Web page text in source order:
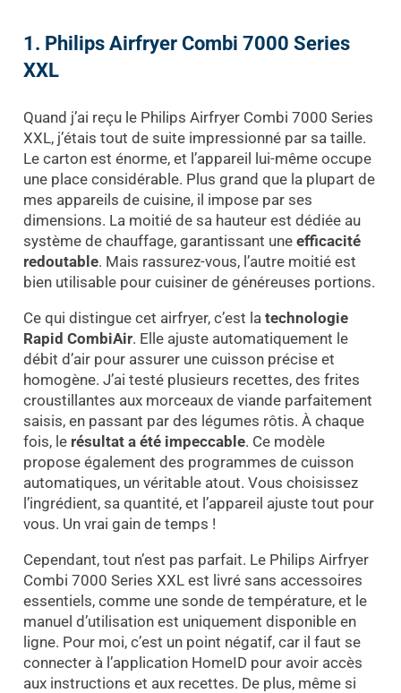
1. Philips Airfryer Combi 7000 Series
XXL
Quand j’ai reçu le Philips Airfryer Combi 7000 Series
XXL, j’étais tout de suite impressionné par sa taille.
Le carton est énorme, et l’appareil lui-même occupe
une place considérable. Plus grand que la plupart de
mes appareils de cuisine, il impose par ses
dimensions. La moitié de sa hauteur est dédiée au
système de chauffage, garantissant une efficacité
redoutable. Mais rassurez-vous, l’autre moitié est
bien utilisable pour cuisiner de généreuses portions.
Ce qui distingue cet airfryer, c’est la technologie
Rapid CombiAir. Elle ajuste automatiquement le
débit d’air pour assurer une cuisson précise et
homogène. J’ai testé plusieurs recettes, des frites
croustillantes aux morceaux de viande parfaitement
saisis, en passant par des légumes rôtis. À chaque
fois, le résultat a été impeccable. Ce modèle
propose également des programmes de cuisson
automatiques, un véritable atout. Vous choisissez
l’ingrédient, sa quantité, et l’appareil ajuste tout pour
vous. Un vrai gain de temps !
Cependant, tout n’est pas parfait. Le Philips Airfryer
Combi 7000 Series XXL est livré sans accessoires
essentiels, comme une sonde de température, et le
manuel d’utilisation est uniquement disponible en
ligne. Pour moi, c’est un point négatif, car il faut se
connecter à l’application HomeID pour avoir accès
aux instructions et aux recettes. De plus, même si